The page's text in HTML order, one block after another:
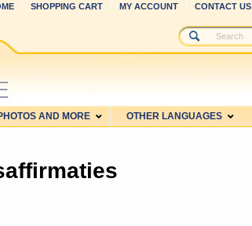
SHOPPING CART MY ACCOUNT CONTACT US
AND MORE OTHER LANGUAGES